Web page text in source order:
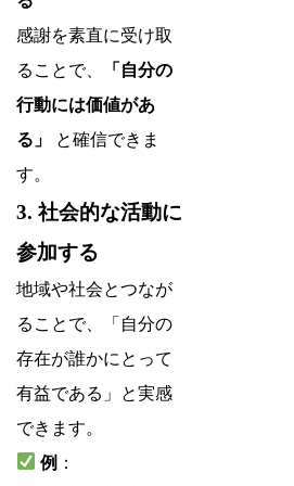
感謝を素直に受け取
ることで、
「自分の
行動には価値があ
る」
と確信できま
す。
3. 社会的な活動に
参加する
地域や社会とつなが
ることで、「自分の
存在が誰かにとって
有益である」と実感
できます。
例 ：